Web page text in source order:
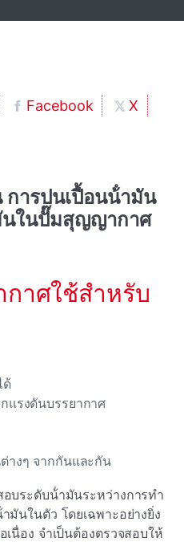
Facebook
X
การปนเปื้อนน้ํามัน
นในปั๊มสุญญากาศ
าศใช้สําหรับ
ด้
แรงดันบรรยากาศ
างๆ จากกันและกัน
บระดับน้ํามันระหว่างการทํา
มันในตัว โดยเฉพาะอย่างยิ่ง
นื่อง จําเป็นต้องตรวจสอบให้